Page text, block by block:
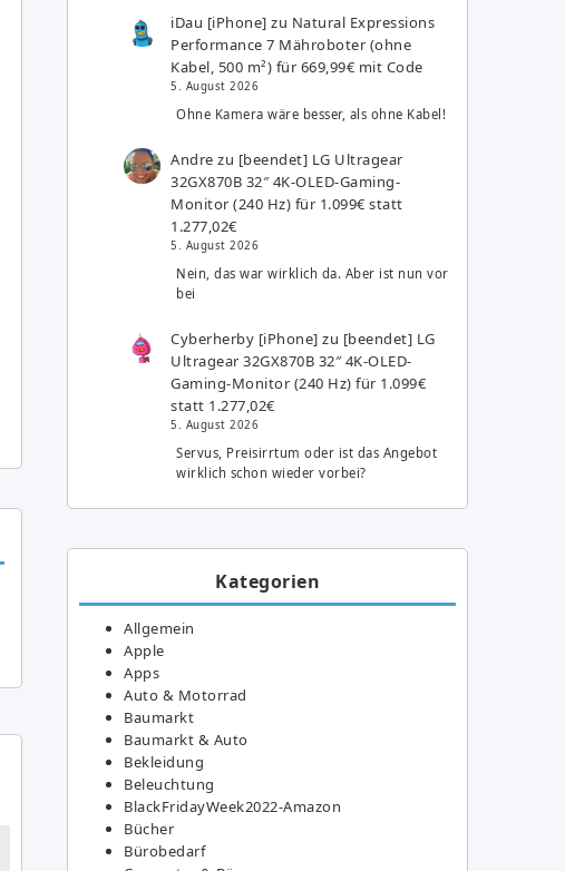
iDau [iPhone] zu Natural Expressions
Performance 7 Mähroboter (ohne
Kabel, 500 m²) für 669,99€ mit Code
5. August 2026
Ohne Kamera wäre besser, als ohne Kabel!
Andre zu [beendet] LG Ultragear
32GX870B 32″ 4K-OLED-Gaming-
Monitor (240 Hz) für 1.099€ statt
1.277,02€
5. August 2026
Nein, das war wirklich da. Aber ist nun vor
bei
Cyberherby [iPhone] zu [beendet] LG
Ultragear 32GX870B 32″ 4K-OLED-
Gaming-Monitor (240 Hz) für 1.099€
statt 1.277,02€
5. August 2026
Servus, Preisirrtum oder ist das Angebot
wirklich schon wieder vorbei?
Kategorien
Allgemein
Apple
Apps
Auto & Motorrad
Baumarkt
Baumarkt & Auto
Bekleidung
Beleuchtung
BlackFridayWeek2022-Amazon
Bücher
Bürobedarf